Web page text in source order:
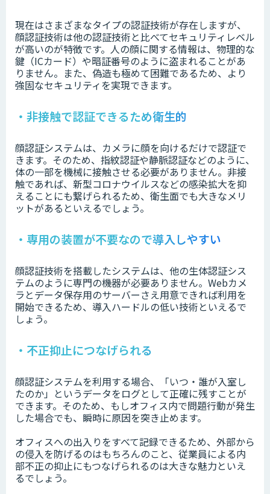
現在はさまざまなタイプの認証技術が存在しますが、
顔認証技術は他の認証技術と比べてセキュリティレベル
が高いのが特徴です。人の顔に関する情報は、物理的な
鍵（ICカード）や暗証番号のように盗まれることがあ
りません。また、偽造も極めて困難であるため、より
強固なセキュリティを実現できます。
・非接触で認証できるため衛生的
顔認証システムは、カメラに顔を向けるだけで認証で
きます。そのため、指紋認証や静脈認証などのように、
体の一部を機械に接触させる必要がありません。非接
触であれば、新型コロナウイルスなどの感染拡大を抑
えることにも繋げられるため、衛生面でも大きなメリ
ットがあるといえるでしょう。
・専用の装置が不要なので導入しやすい
顔認証技術を搭載したシステムは、他の生体認証シス
テムのように専門の機器が必要ありません。Webカメ
ラとデータ保存用のサーバーさえ用意できれば利用を
開始できるため、導入ハードルの低い技術といえるで
しょう。
・不正抑止につなげられる
顔認証システムを利用する場合、「いつ・誰が入室し
たのか」というデータをログとして正確に残すことが
できます。そのため、もしオフィス内で問題行動が発生
した場合でも、瞬時に原因を突き止めます。
オフィスへの出入りをすべて記録できるため、外部から
の侵入を防げるのはもちろんのこと、従業員による内
部不正の抑止にもつなげられるのは大きな魅力といえ
るでしょう。